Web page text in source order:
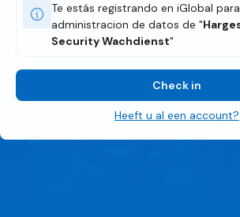
Te estás registrando en iGlobal
administracion de datos de "
Security Wachdienst"
Check in
Heeft u al een account?